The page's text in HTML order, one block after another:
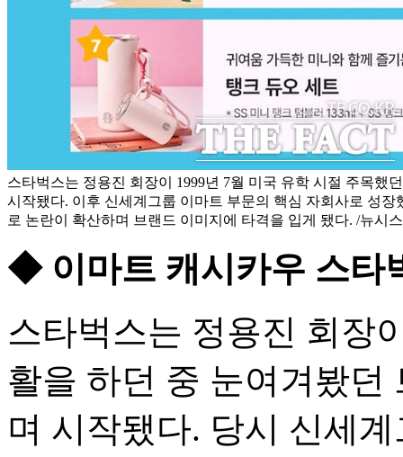
스타벅스는 정용진 회장이 1999년 7월 미국 유학 시절 주목했
시작됐다. 이후 신세계그룹 이마트 부문의 핵심 자회사로 성장
로 논란이 확산하며 브랜드 이미지에 타격을 입게 됐다. /뉴시스
◆ 이마트 캐시카우 스타
스타벅스는 정용진 회장
활을 하던 중 눈여겨봤던
며 시작됐다. 당시 신세